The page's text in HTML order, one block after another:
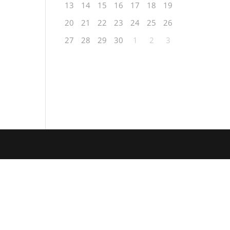
13
14 15 16 17 18
19
20
21 22 23 24 25
26
27
28 29 30 1 2 3